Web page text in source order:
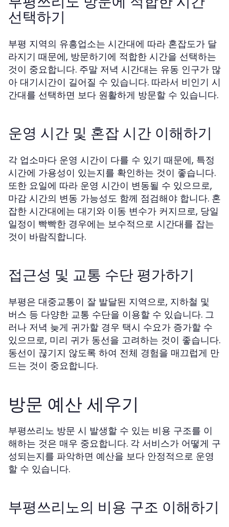
선택하기
부평 지역의 유흥업소는 시간대에 따라 혼잡도가 달
라지기 때문에, 방문하기에 적합한 시간을 선택하는
것이 중요합니다. 주말 저녁 시간대는 유동 인구가 많
아 대기시간이 길어질 수 있습니다. 따라서 비인기 시
간대를 선택하면 보다 원활하게 방문할 수 있습니다.
운영 시간 및 혼잡 시간 이해하기
각 업소마다 운영 시간이 다를 수 있기 때문에, 특정
시간에 가용성이 있는지를 확인하는 것이 좋습니다.
또한 요일에 따라 운영 시간이 변동될 수 있으므로,
마감 시간의 변동 가능성도 함께 점검해야 합니다. 혼
잡한 시간대에는 대기와 이동 변수가 커지므로, 당일
일정이 빡빡한 경우에는 보수적으로 시간대를 잡는
것이 바람직합니다.
접근성 및 교통 수단 평가하기
부평은 대중교통이 잘 발달된 지역으로, 지하철 및
버스 등 다양한 교통 수단을 이용할 수 있습니다. 그
러나 저녁 늦게 귀가할 경우 택시 수요가 증가할 수
있으므로, 미리 귀가 동선을 고려하는 것이 좋습니다.
동선이 끊기지 않도록 하여 전체 경험을 매끄럽게 만
드는 것이 중요합니다.
방문 예산 세우기
부평쓰리노 방문 시 발생할 수 있는 비용 구조를 이
해하는 것은 매우 중요합니다. 각 서비스가 어떻게 구
성되는지를 파악하면 예산을 보다 안정적으로 운영
할 수 있습니다.
부평쓰리노의 비용 구조 이해하기